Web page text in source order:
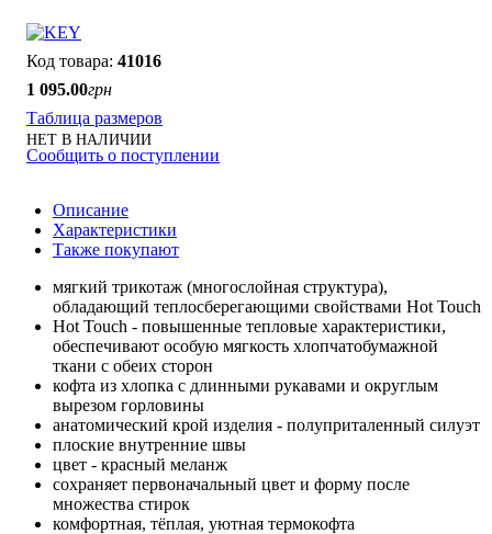
41016
1 095.00грн
Таблица размеров
НЕТ В НАЛИЧИИ
Сообщить о поступлении
Описание
Характеристики
Также покупают
мягкий трикотаж (многослойная структура),
обладающий теплосберегающими свойствами Hot Touch
Hot Touch - повышенные тепловые характеристики,
обеспечивают особую мягкость хлопчатобумажной
ткани с обеих сторон
кофта из хлопка с длинными рукавами и округлым
вырезом горловины
анатомический крой изделия - полуприталенный силуэт
плоские внутренние швы
цвет - красный меланж
сохраняет первоначальный цвет и форму после
множества стирок
комфортная, тёплая, уютная термокофта